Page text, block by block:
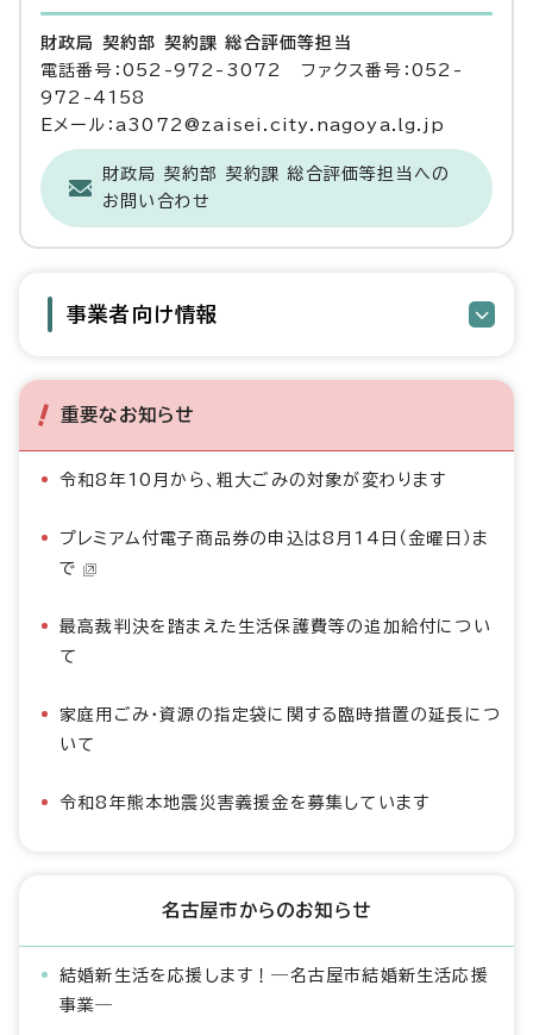
財政局 契約部 契約課 総合評価等担当
電話番号：052-972-3072 ファクス番号：052-
972-4158
Eメール：a3072@zaisei.city.nagoya.lg.jp
財政局 契約部 契約課 総合評価等担当への
お問い合わせ
事業者向け情報
重要なお知らせ
令和8年10月から、粗大ごみの対象が変わります
プレミアム付電子商品券の申込は8月14日（金曜日）ま
で
最高裁判決を踏まえた生活保護費等の追加給付につい
て
家庭用ごみ・資源の指定袋に関する臨時措置の延長につ
いて
令和8年熊本地震災害義援金を募集しています
名古屋市からのお知らせ
結婚新生活を応援します！―名古屋市結婚新生活応援
事業―